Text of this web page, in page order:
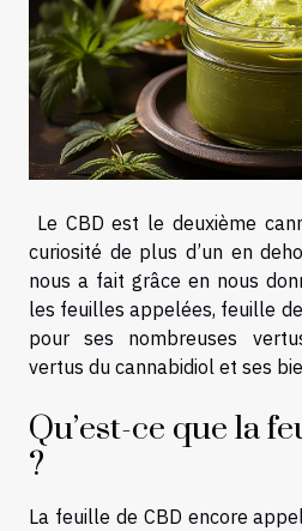
Le CBD est le deuxième
curiosité de plus d’un en
nous a fait grâce en nous
les feuilles appelées, feuille
pour ses nombreuses
vertus du cannabidiol et ses
Qu’est-ce que la
?
La feuille de CBD encore